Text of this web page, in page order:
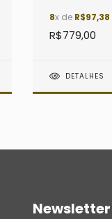
8x de R$97,38
R$779,00
DETALHES
Newsletter